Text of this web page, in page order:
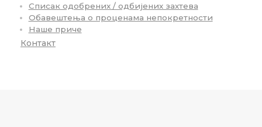
Списак одобрених / одбијених захтева
Обавештења о проценама непокретности
Наше приче
Контакт